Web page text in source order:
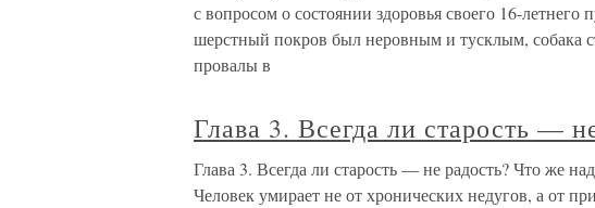
с вопросом о состоянии здоровья своего 16-
шерстный покров был неровным и тусклым, собака
провалы в
Глава 3. Всегда ли старость —
Глава 3. Всегда ли старость — не радость? Что же
Человек умирает не от хронических недугов, а от